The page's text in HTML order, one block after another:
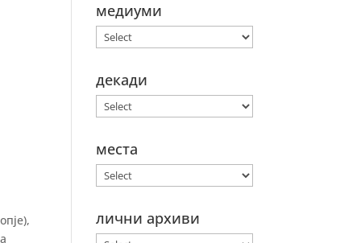
медиуми
декади
места
лични архиви